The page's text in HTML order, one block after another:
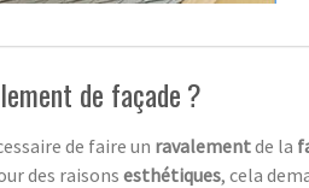
de façade ?
de faire un ravalementde la
des raisons esthétiques, cela